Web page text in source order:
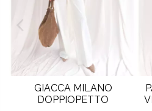
GIACCA MILANO
DOPPIOPETTO